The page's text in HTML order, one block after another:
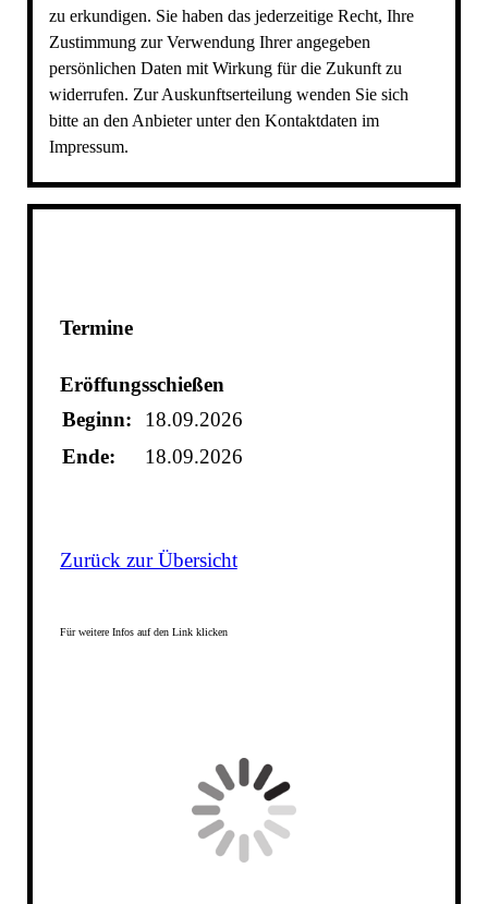
zu erkundigen. Sie haben das jederzeitige Recht, Ihre
Zustimmung zur Verwendung Ihrer angegeben
persönlichen Daten mit Wirkung für die Zukunft zu
widerrufen. Zur Auskunftserteilung wenden Sie sich
bitte an den Anbieter unter den Kontaktdaten im
Impressum.
Termine
Eröffungsschießen
Beginn:
18.09.2026
Ende:
18.09.2026
Zurück zur Übersicht
Für weitere Infos auf den Link klicken